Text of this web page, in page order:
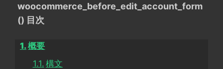
woocommerce_before_edit_account_form
() 目次
概要
構文